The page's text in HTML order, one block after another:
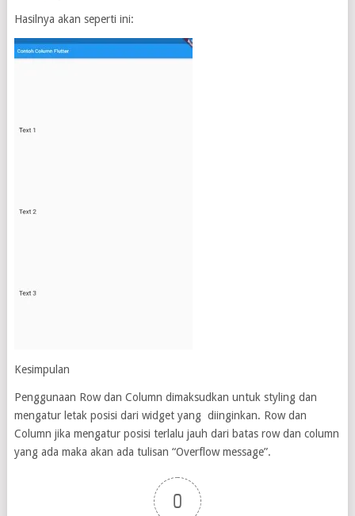
Hasilnya akan seperti ini:
Kesimpulan
Penggunaan Row dan Column dimaksudkan untuk styling dan
mengatur letak posisi dari widget yang diinginkan. Row dan
Column jika mengatur posisi terlalu jauh dari batas row dan column
yang ada maka akan ada tulisan “Overflow message”.
0